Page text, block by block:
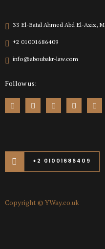
33 El-Batal Ahmed Abd El-Aziz,
+2 01001686409
info@aboubakr-law.com
Follow us:
+2 01001686409
Copyright © YWay.co.uk